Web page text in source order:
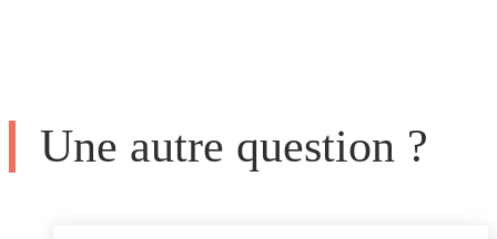
Une autre question ?